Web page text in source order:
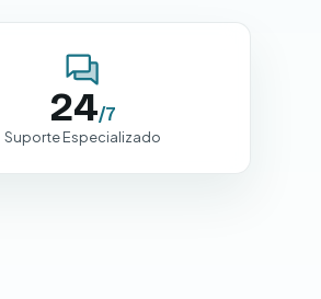
24/7
Suporte Especializado